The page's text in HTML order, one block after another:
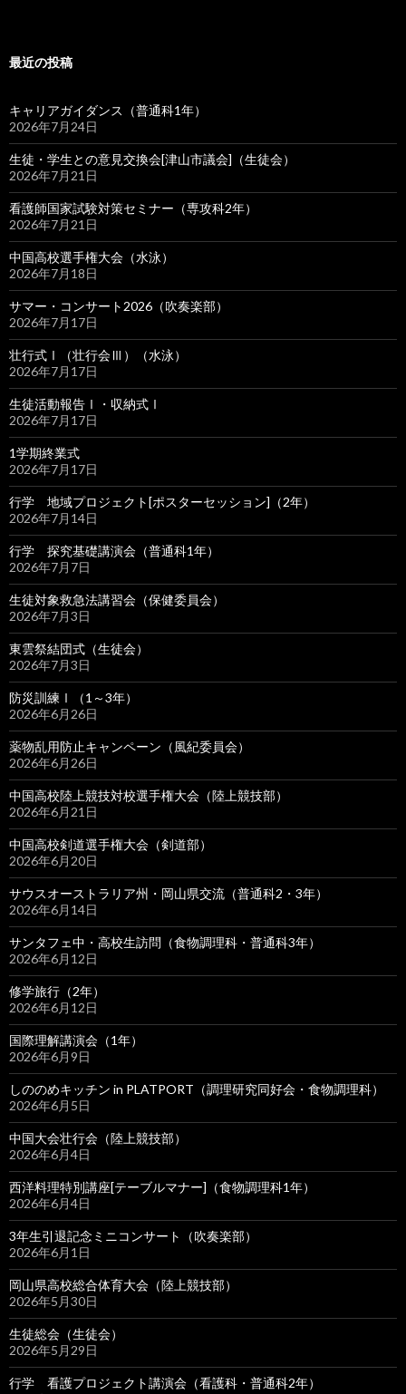
最近の投稿
キャリアガイダンス（普通科1年）
2026年7月24日
生徒・学生との意見交換会[津山市議会]（生徒会）
2026年7月21日
看護師国家試験対策セミナー（専攻科2年）
2026年7月21日
中国高校選手権大会（水泳）
2026年7月18日
サマー・コンサート2026（吹奏楽部）
2026年7月17日
壮行式Ⅰ（壮行会Ⅲ）（水泳）
2026年7月17日
生徒活動報告Ⅰ・収納式Ⅰ
2026年7月17日
1学期終業式
2026年7月17日
行学 地域プロジェクト[ポスターセッション]（2年）
2026年7月14日
行学 探究基礎講演会（普通科1年）
2026年7月7日
生徒対象救急法講習会（保健委員会）
2026年7月3日
東雲祭結団式（生徒会）
2026年7月3日
防災訓練Ⅰ（1～3年）
2026年6月26日
薬物乱用防止キャンペーン（風紀委員会）
2026年6月26日
中国高校陸上競技対校選手権大会（陸上競技部）
2026年6月21日
中国高校剣道選手権大会（剣道部）
2026年6月20日
サウスオーストラリア州・岡山県交流（普通科2・3年）
2026年6月14日
サンタフェ中・高校生訪問（食物調理科・普通科3年）
2026年6月12日
修学旅行（2年）
2026年6月12日
国際理解講演会（1年）
2026年6月9日
しののめキッチン in PLATPORT（調理研究同好会・食物調理科）
2026年6月5日
中国大会壮行会（陸上競技部）
2026年6月4日
西洋料理特別講座[テーブルマナー]（食物調理科1年）
2026年6月4日
3年生引退記念ミニコンサート（吹奏楽部）
2026年6月1日
岡山県高校総合体育大会（陸上競技部）
2026年5月30日
生徒総会（生徒会）
2026年5月29日
行学 看護プロジェクト講演会（看護科・普通科2年）